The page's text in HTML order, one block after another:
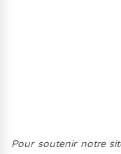
Pour soutenir notre